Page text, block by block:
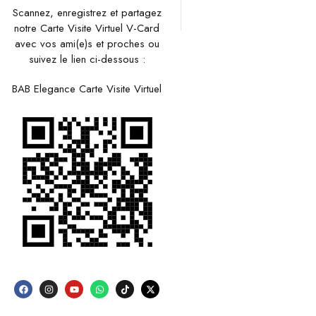
Scannez, enregistrez et partagez
notre Carte Visite Virtuel V-Card
avec vos ami(e)s et proches ou
suivez le lien ci-dessous :
BAB Elegance Carte Visite Virtuel